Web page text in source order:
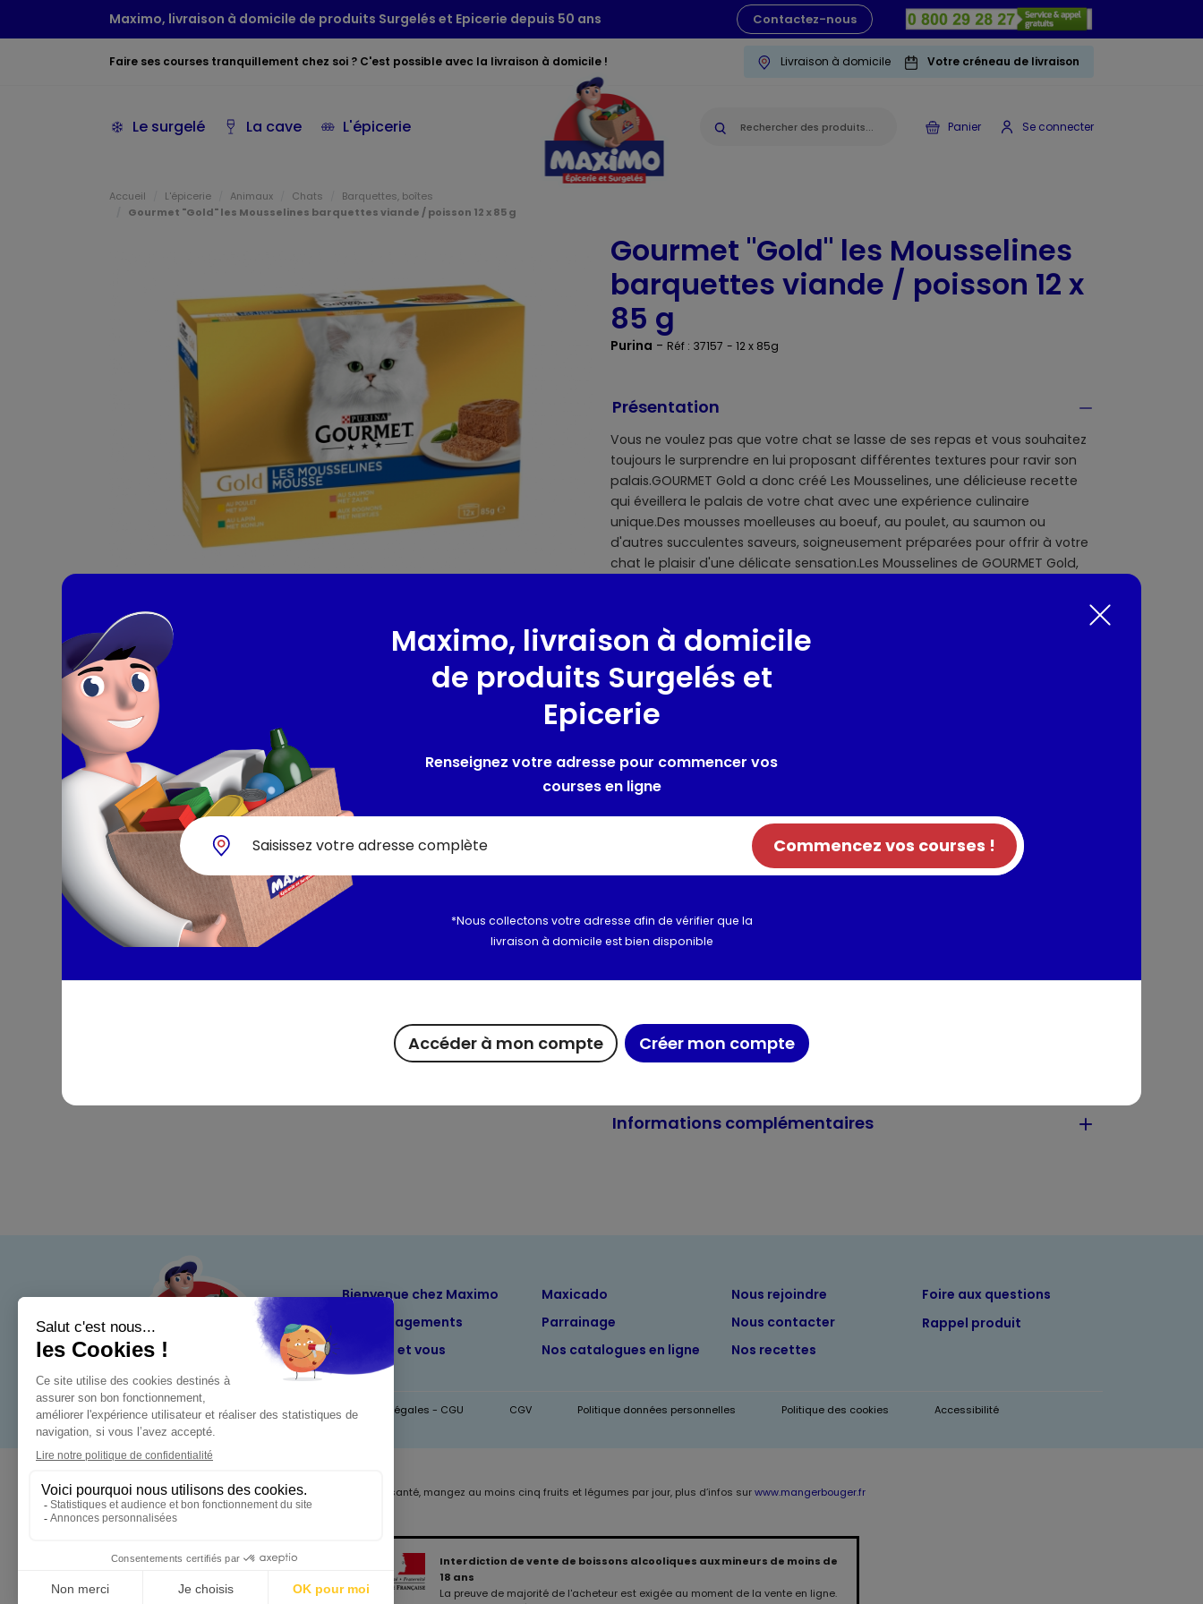
Maximo, livraison à domicile de produits Surgelés et Epicerie depuis 50 ans Contactez-nous
Faire ses courses tranquillement chez soi ? C'est possible avec la livraison à domicile ! Livraison à domicile Votre créneau de livraison
Le surgelé La cave L'épicerie Panier Se connecter
Accueil L'épicerie Animaux Chats
Barquettes, boîtes
Gourmet "Gold" les Mousselines barquettes viande / poisson 12 x 85 g
Gourmet "Gold" les Mousselines
barquettes viande / poisson 12 x
85 g
Purina - Réf : 37157 - 12 x 85g
Présentation
Vous ne voulez pas que votre chat se lasse de ses repas et vous souhaitez
toujours le surprendre en lui proposant différentes textures pour ravir son
palais.GOURMET Gold a donc créé Les Mousselines, une délicieuse recette
qui éveillera le palais de votre chat avec une expérience culinaire
unique.Des mousses moelleuses au boeuf, au poulet, au saumon ou
d'autres succulentes saveurs, soigneusement préparées pour offrir à votre
chat le plaisir d'une délicate sensation.Les Mousselines de GOURMET Gold,
conservateurs artificiels ajoutés et sans colorants artificiels ajoutés.
Race de l'animal domestique : Tous chats
Utilisation et conservation
Composition / Ingrédients / Allergènes
%), substances minérales, sous-produits d'origine végétale, sucres.Au
Saumon :Viandes et sous-produits animaux, poissons et sous-produits de
poissons (dont saumon 4 %), substances minérales, sous-produits d'origine
végétale, sucres.Aux Rognons :Viandes et sous-produits animaux (dont
rognons 4 %), substances minérales, sous-produits d'origine végétale,
sucres. Au Lapin :Viandes et sous-produits animaux (dont lapin 4 %),
Additifs nutritionnels: UI/kg: Vit A: 850; Vit D3: 130; mg/kg: Sulfate de fer (II)
monohydraté: (Fe: 9,8); Iodate de calcium anhydre: (I: 0,24); Sulfate de
(Mn: 1,8); Sulfate de zinc monohydraté: (Zn: 17,6); Taurine: 530. Arômes.
Informations complémentaires
Bienvenue chez Maximo
Nos engagements
Maximo et vous
Maxicado
Parrainage
Nos catalogues en ligne
Nous rejoindre
Nous contacter
Nos recettes
Foire aux questions
Rappel produit
Mentions légales - CGU CGV Politique données personnelles Politique des cookies Accessibilité
Pour votre santé, mangez au moins cinq fruits et légumes par jour, plus d’infos surwww.mangerbouger.fr
Interdiction de vente de boissons alcooliques aux mineurs de moins de
18 ans
La preuve de majorité de l'acheteur est exigée au moment de la vente en ligne.
Maximo, livraison à domicile
de produits Surgelés et
Epicerie
Renseignez votre adresse pour commencer vos
courses en ligne
Commencez vos courses !
*Nous collectons votre adresse afin de vérifier que la
livraison à domicile est bien disponible
Accéder à mon compte Créer mon compte